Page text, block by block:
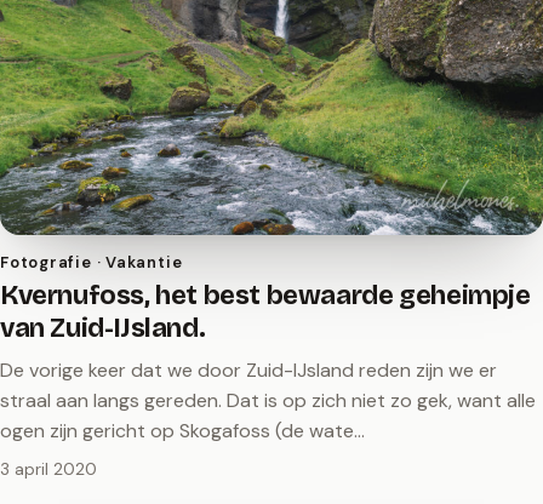
Fotografie · Vakantie
Kvernufoss, het best bewaarde geheimpje
van Zuid-IJsland.
De vorige keer dat we door Zuid-IJsland reden zijn we er
straal aan langs gereden. Dat is op zich niet zo gek, want alle
ogen zijn gericht op Skogafoss (de wate…
3 april 2020